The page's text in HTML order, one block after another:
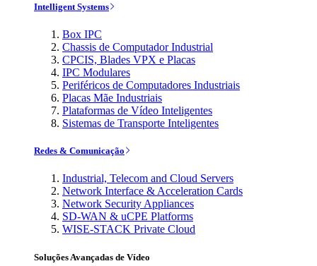
Intelligent Systems
Box IPC
Chassis de Computador Industrial
CPCIS, Blades VPX e Placas
IPC Modulares
Periféricos de Computadores Industriais
Placas Mãe Industriais
Plataformas de Vídeo Inteligentes
Sistemas de Transporte Inteligentes
Redes & Comunicação
Industrial, Telecom and Cloud Servers
Network Interface & Acceleration Cards
Network Security Appliances
SD-WAN & uCPE Platforms
WISE-STACK Private Cloud
Soluções Avançadas de Vídeo